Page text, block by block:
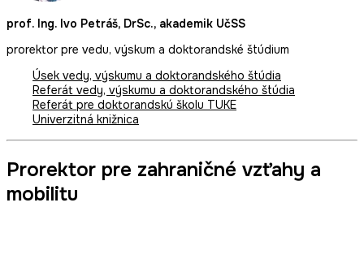
prof. Ing. Ivo Petráš, DrSc., akademik UčSS
prorektor pre vedu, výskum a doktorandské štúdium
Úsek vedy, výskumu a doktorandského štúdia
Referát vedy, výskumu a doktorandského štúdia
Referát pre doktorandskú školu TUKE
Univerzitná knižnica
Prorektor pre zahraničné vzťahy a
mobilitu